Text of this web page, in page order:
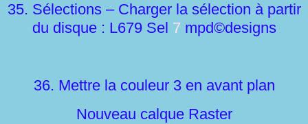
35. Sélections – Charger la sélection à partir
du disque : L679 Sel 7 mpd©designs
36. Mettre la couleur 3 en avant plan
Nouveau calque Raster